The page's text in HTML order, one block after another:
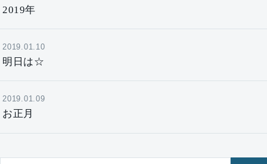
2019年
2019.01.10
明日は☆
2019.01.09
お正月